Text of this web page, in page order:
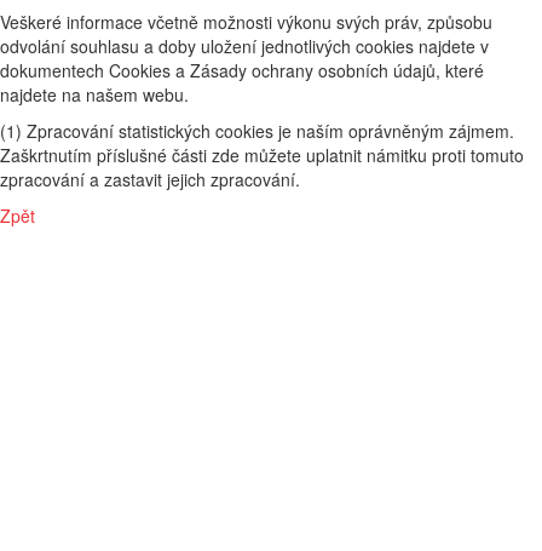
Veškeré informace včetně možnosti výkonu svých práv, způsobu
odvolání souhlasu a doby uložení jednotlivých cookies najdete v
dokumentech Cookies a Zásady ochrany osobních údajů, které
najdete na našem webu.
(1) Zpracování statistických cookies je naším oprávněným zájmem.
Zaškrtnutím příslušné části zde můžete uplatnit námitku proti tomuto
zpracování a zastavit jejich zpracování.
Zpět